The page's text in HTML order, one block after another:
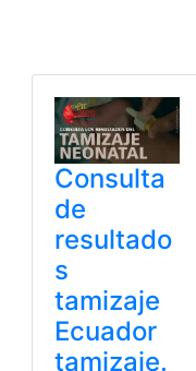
Consulta
de
resultado
s
tamizaje
Ecuador
tamizaje.